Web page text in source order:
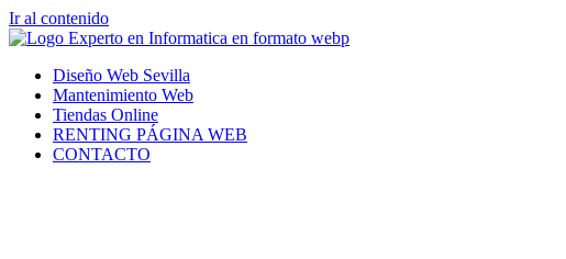
Ir al contenido
Diseño Web Sevilla
Mantenimiento Web
Tiendas Online
RENTING PÁGINA WEB
CONTACTO